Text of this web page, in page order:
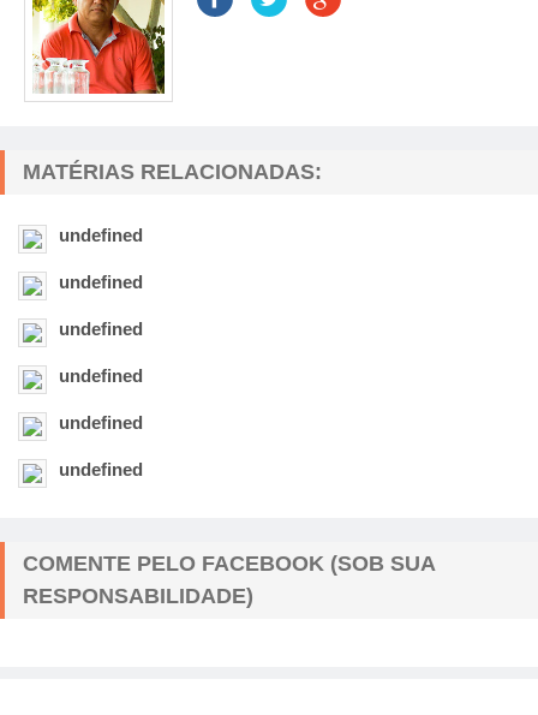
MATÉRIAS RELACIONADAS:
undefined
undefined
undefined
undefined
undefined
undefined
COMENTE PELO FACEBOOK (SOB SUA
RESPONSABILIDADE)